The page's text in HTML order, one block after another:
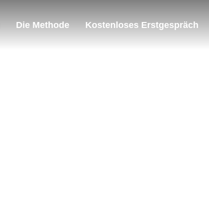
Die Methode Kostenloses Erstgespräch